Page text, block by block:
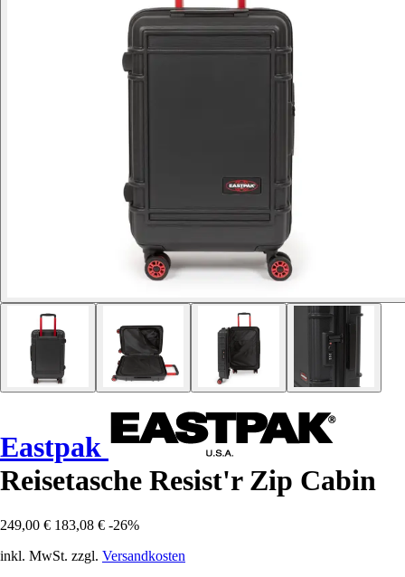
Eastpak
Reisetasche Resist'r Zip Cabin
249,00 € 183,08 € -26%
inkl. MwSt. zzgl. Versandkosten